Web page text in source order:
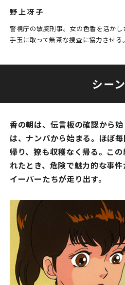
野上冴子
警視庁の敏腕刑事。女の色香を活か
手玉に取って無茶な捜査に協力させる。
シーン
香の朝は、伝言板の確認から
は、ナンパから始まる。ほぼ
帰り、獠も収穫なく帰る。こ
れたとき、危険で魅力的な事
イーパーたちが走り出す。